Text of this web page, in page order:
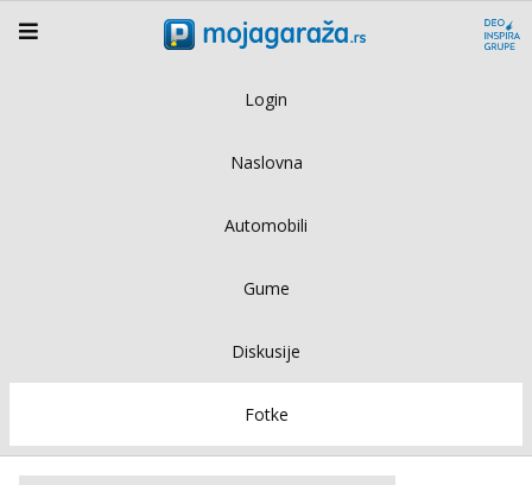
Login
Naslovna
Automobili
Gume
Diskusije
Fotke